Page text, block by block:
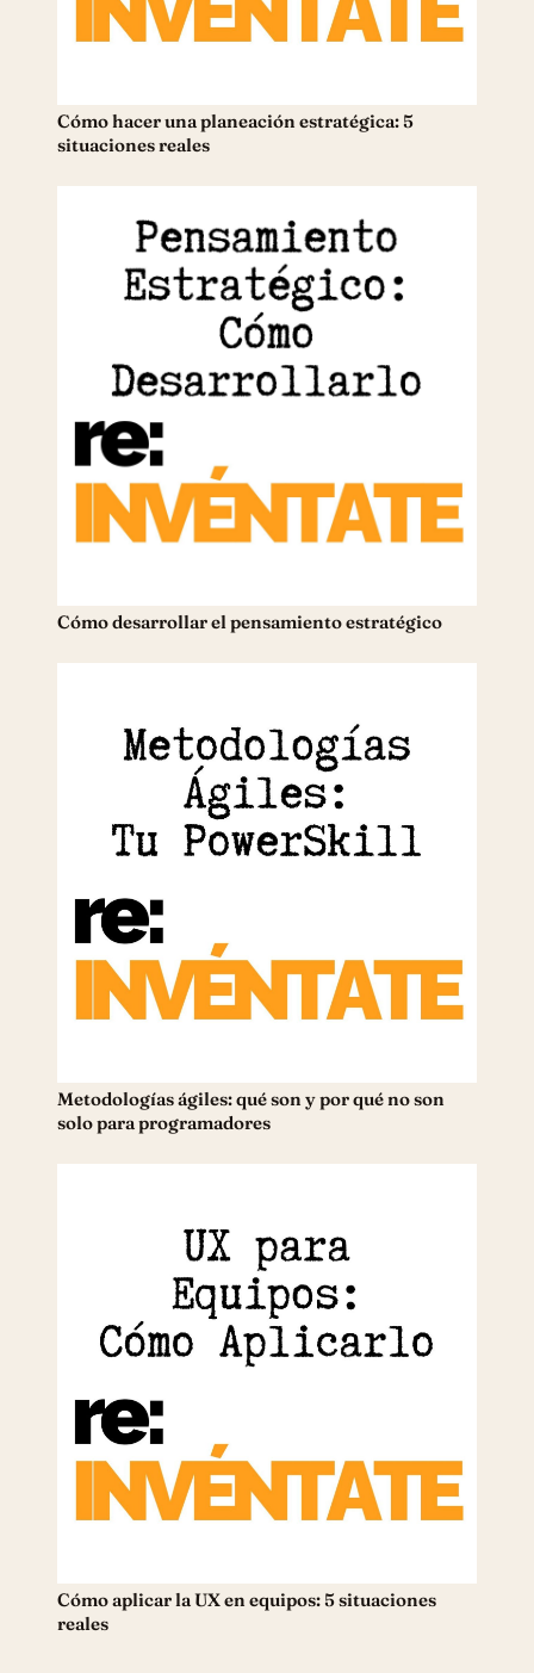
Cómo hacer una planeación estratégica: 5
situaciones reales
Cómo desarrollar el pensamiento estratégico
Metodologías ágiles: qué son y por qué no son
solo para programadores
Cómo aplicar la UX en equipos: 5 situaciones
reales